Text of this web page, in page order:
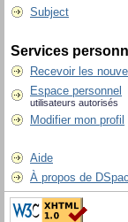
Subject
Services
Recevoir les
Espace personnel
utilisateurs autorisés
Modifier mon profil
Aide
À propos de